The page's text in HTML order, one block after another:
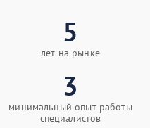
5
лет на рынке
3
минимальный опыт работы
специалистов